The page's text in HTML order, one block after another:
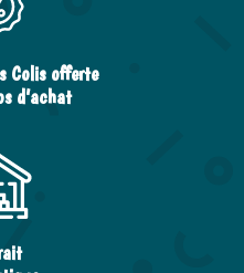
Colis offerte
d’achat